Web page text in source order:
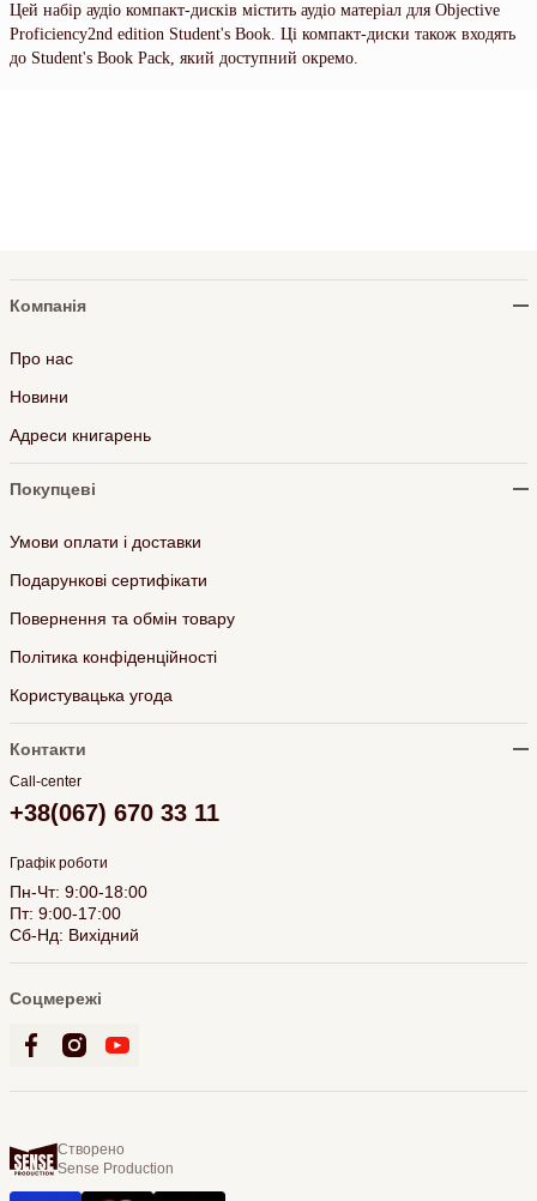
Цей набір аудіо компакт-дисків містить аудіо матеріал для Objective
Proficiency2nd edition Student's Book. Ці компакт-диски також входять
до Student's Book Pack, який доступний окремо.
Компанія
Про нас
Новини
Адреси книгарень
Покупцеві
Умови оплати і доставки
Подарункові сертифікати
Повернення та обмін товару
Політика конфіденційності
Користувацька угода
Контакти
Call-center
+38(067) 670 33 11
Графік роботи
Пн-Чт: 9:00-18:00
Пт: 9:00-17:00
Сб-Нд: Вихідний
Соцмережі
Створено
Sense Production